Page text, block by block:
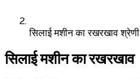
सिलाई मशीन का रखरखाव श्रेणी
सिलाई मशीन का रखरखाव